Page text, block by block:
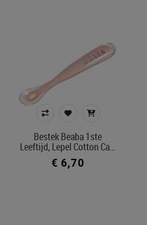
Bestek Beaba 1ste
Leeftijd, Lepel Cotton Ca…
€ 6,70